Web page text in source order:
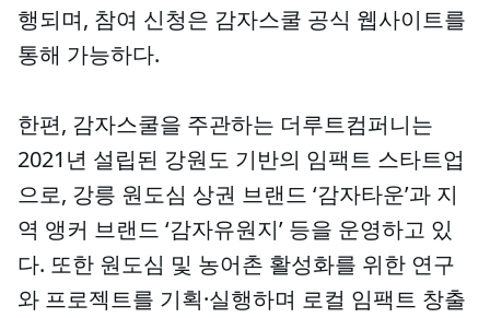
행되며, 참여 신청은 감자스쿨 공식 웹사이트를
통해 가능하다.
한편, 감자스쿨을 주관하는 더루트컴퍼니는
2021년 설립된 강원도 기반의 임팩트 스타트업
으로, 강릉 원도심 상권 브랜드 ‘감자타운’과 지
역 앵커 브랜드 ‘감자유원지’ 등을 운영하고 있
다. 또한 원도심 및 농어촌 활성화를 위한 연구
와 프로젝트를 기획·실행하며 로컬 임팩트 창출